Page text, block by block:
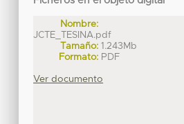
Nombre:
JCTE_TESINA.pdf
Tamaño: 1.243Mb
Formato: PDF
Ver documento